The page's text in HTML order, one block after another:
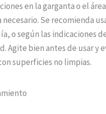
en la garganta o el
necesario. Se recomienda
o según las indicaciones
Agite bien antes de usar y
superficies no limpias.